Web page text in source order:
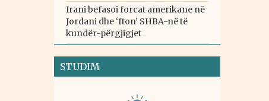
Irani befasoi forcat amerikane në
Jordani dhe ‘fton’ SHBA-në të
kundër-përgjigjet
STUDIM